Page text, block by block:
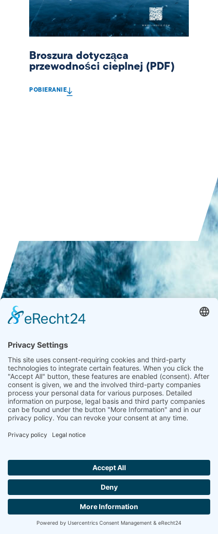
Broszura dotycząca
przewodności cieplnej (PDF)
POBIERANIE
Hallo ich bin LINAI! Wie kann ich dir
SKONTAKTUJ